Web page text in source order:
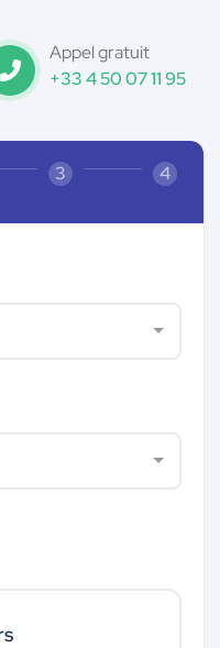
Appel gratuit
+33 4 50 07 11 95